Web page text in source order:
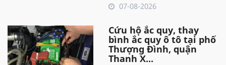
07-08-2026
Cứu hộ ắc quy, thay
bình ắc quy ô tô tại phố
Thượng Đình, quận
Thanh X...